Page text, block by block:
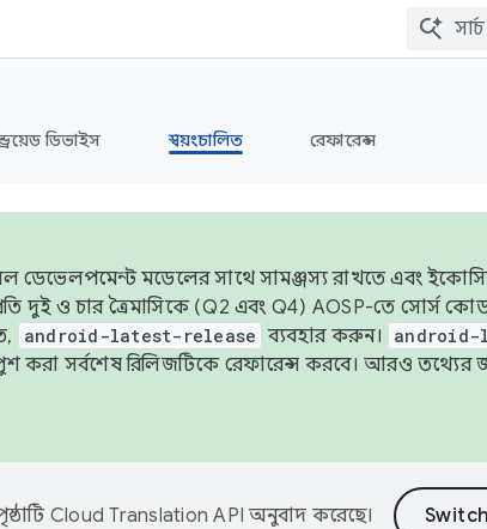
ডিভাইস স্বয়ংচালিত রেফারেন্স
ডেভেলপমেন্ট মডেলের সাথে সামঞ্জস্য রাখতে এবং
দুই ও চার ত্রৈমাসিকে (Q2 এবং Q4) AOSP-তে সোর্স
android-latest-release ব্যবহার করুন।
পুশ করা সর্বশেষ রিলিজটিকে রেফারেন্স করবে। আরও তথ্যের
Cloud Translation API অনুবাদ করেছে।